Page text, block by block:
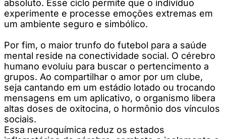
absoluto. Esse ciclo permite que o indivíduo
experimente e processe emoções extremas em
um ambiente seguro e simbólico.
Por fim, o maior trunfo do futebol para a saúde
mental reside na conectividade social. O cérebro
humano evoluiu para buscar o pertencimento a
grupos. Ao compartilhar o amor por um clube,
seja cantando em um estádio lotado ou trocando
mensagens em um aplicativo, o organismo libera
altas doses de oxitocina, o hormônio dos vínculos
sociais.
Essa neuroquímica reduz os estados